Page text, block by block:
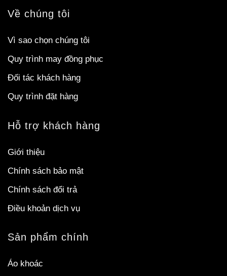
Về chúng tôi
Vì sao chọn chúng tôi
Quy trình may đồng phục
Đối tác khách hàng
Quy trình đặt hàng
Hỗ trợ khách hàng
Giới thiệu
Chính sách bảo mật
Chính sách đổi trả
Điều khoản dịch vụ
Sản phẩm chính
Áo khoác